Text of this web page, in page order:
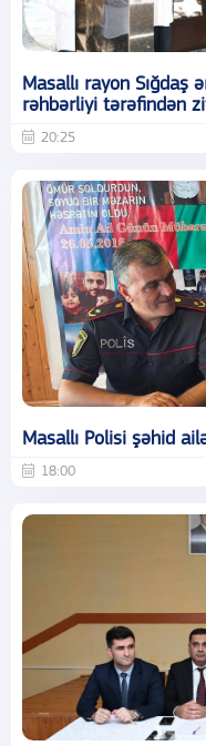
Masallı rayon Sığdaş
rəhbərliyi tərəfindən
20:25
Masallı Polisi şəhid
18:00